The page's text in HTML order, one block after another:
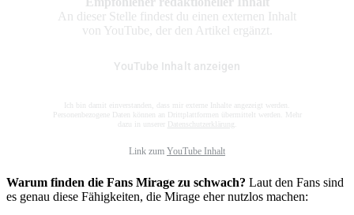
An dieser Stelle findest du einen externen Inhalt
von YouTube, der den Artikel ergänzt.
YouTube Inhalt anzeigen
Ich bin damit einverstanden, dass mir externe Inhalte angezeigt werden.
Personenbezogene Daten können an Drittplattformen übermittelt werden. Mehr
Datenschutzerklärung
Link zum YouTube Inhalt
Warum finden die Fans Mirage zu schwach? Laut den Fans sind
es genau diese Fähigkeiten, die Mirage eher nutzlos machen: